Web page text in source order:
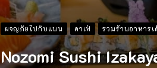
ผจญภัยไปกับแนน คาเฟ่ รวมร้านอาหาร
Nozomi Sushi